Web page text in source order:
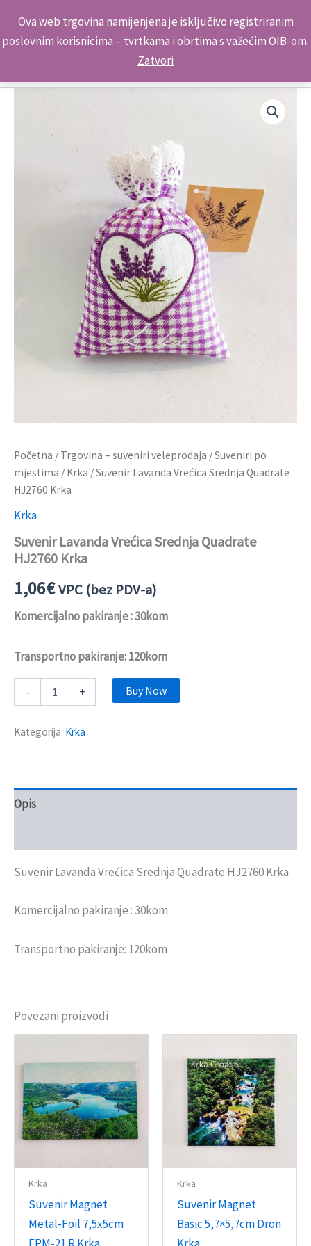
Ova web trgovina namijenjena je isključivo registriranim
poslovnim korisnicima – tvrtkama i obrtima s važećim OIB-om.
Zatvori
content
Kontakt telefon: +385 98 179 3891
Početna / Trgovina – suveniri veleprodaja /Suveniri po
mjestima / Krka / Suvenir Lavanda Vrećica Srednja Quadrate
HJ2760 Krka
Krka
Suvenir Lavanda Vrećica Srednja Quadrate
HJ2760 Krka
1,06€VPC (bez PDV-a)
Komercijalno pakiranje : 30kom
Transportno pakiranje: 120kom
- + Buy Now
Kategorija: Krka
Opis
Suvenir Lavanda Vrećica Srednja Quadrate HJ2760 Krka
Komercijalno pakiranje : 30kom
Transportno pakiranje: 120kom
Povezani proizvodi
Krka
Suvenir Magnet
Metal-Foil 7,5x5cm
Krka
Suvenir Magnet
Basic 5,7×5,7cm Dron